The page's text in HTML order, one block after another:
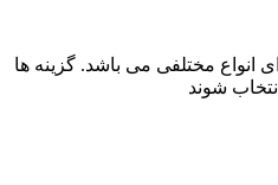
انواع مختلفی می باشد. گزینه ها
شوند